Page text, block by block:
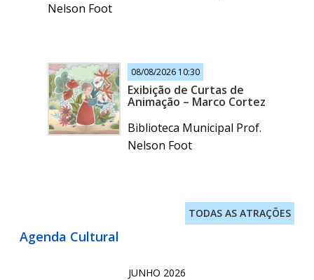
Nelson Foot
08/08/2026 10:30
Exibição de Curtas de
Animação – Marco Cortez
Biblioteca Municipal Prof.
Nelson Foot
TODAS AS ATRAÇÕES
Agenda Cultural
JUNHO 2026